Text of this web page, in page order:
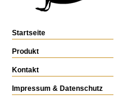
Startseite
Produkt
Kontakt
Impressum & Datenschutz